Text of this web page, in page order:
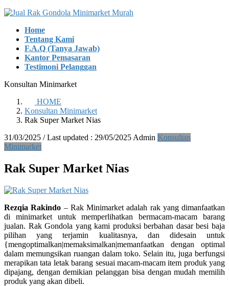
Skip
content
Skip
Navigation
Home
Tentang Kami
F.A.Q (Tanya Jawab)
Kantor Pemasaran
Testimoni Pelanggan
Konsultan Minimarket
HOME
Konsultan Minimarket
Rak Super Market Nias
31/03/2025 / Last updated : 29/05/2025 Admin Konsultan
Minimarket
Rak Super Market Nias
Rezqia Rakindo – Rak Minimarket adalah rak yang dimanfaatkan
di minimarket untuk memperlihatkan bermacam-macam barang
jualan. Rak Gondola yang kami produksi berbahan dasar besi baja
pilihan yang terjamin kualitasnya, dan didesain untuk
{mengoptimalkan|memaksimalkan|memanfaatkan dengan optimal
dalam memungsikan ruangan dalam toko. Selain itu, juga berfungsi
merapikan tata letak barang sesuai macam-macam item produk yang
dipajang, dengan demikian pelanggan bisa dengan mudah memilih
produk yang akan dibeli.